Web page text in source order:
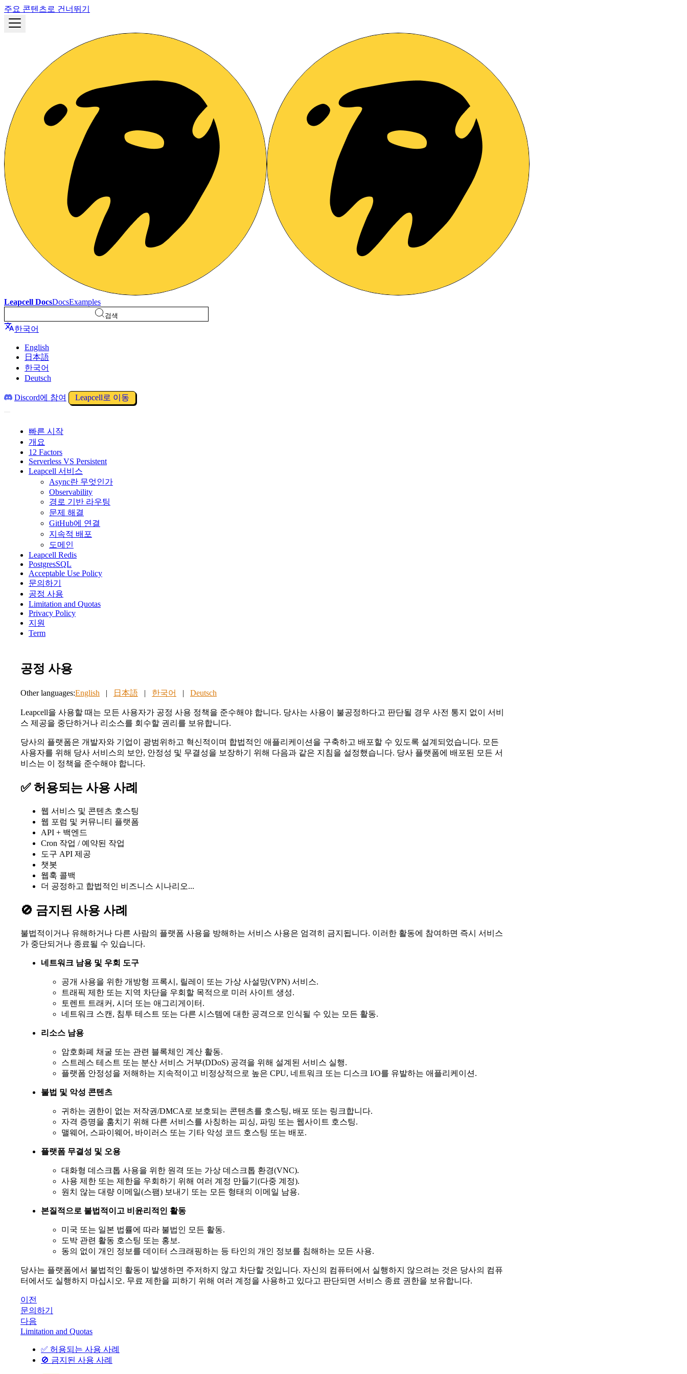
주요 콘텐츠로 건너뛰기
Leapcell DocsDocsExamples
검색
한국어
English
日本語
한국어
Deutsch
Discord에 참여 Leapcell로 이동
빠른 시작
개요
12 Factors
Serverless VS Persistent
Leapcell 서비스
Async란 무엇인가
Observability
경로 기반 라우팅
문제 해결
GitHub에 연결
지속적 배포
도메인
Leapcell Redis
PostgresSQL
Acceptable Use Policy
문의하기
공정 사용
Limitation and Quotas
Privacy Policy
지원
Term
공정 사용
Other languages:English | 日本語 | 한국어 | Deutsch
Leapcell을 사용할 때는 모든 사용자가 공정 사용 정책을 준수해야 합니다. 당사는 사용이 불공정하다고 판단될 경우 사전 통지 없이 서비
스 제공을 중단하거나 리소스를 회수할 권리를 보유합니다.
당사의 플랫폼은 개발자와 기업이 광범위하고 혁신적이며 합법적인 애플리케이션을 구축하고 배포할 수 있도록 설계되었습니다. 모든
사용자를 위해 당사 서비스의 보안, 안정성 및 무결성을 보장하기 위해 다음과 같은 지침을 설정했습니다. 당사 플랫폼에 배포된 모든 서
비스는 이 정책을 준수해야 합니다.
✅ 허용되는 사용 사례
웹 서비스 및 콘텐츠 호스팅
웹 포럼 및 커뮤니티 플랫폼
API + 백엔드
Cron 작업 / 예약된 작업
도구 API 제공
챗봇
웹훅 콜백
더 공정하고 합법적인 비즈니스 시나리오...
🚫 금지된 사용 사례
불법적이거나 유해하거나 다른 사람의 플랫폼 사용을 방해하는 서비스 사용은 엄격히 금지됩니다. 이러한 활동에 참여하면 즉시 서비스
가 중단되거나 종료될 수 있습니다.
네트워크 남용 및 우회 도구
공개 사용을 위한 개방형 프록시, 릴레이 또는 가상 사설망(VPN) 서비스.
트래픽 제한 또는 지역 차단을 우회할 목적으로 미러 사이트 생성.
토렌트 트래커, 시더 또는 애그리게이터.
네트워크 스캔, 침투 테스트 또는 다른 시스템에 대한 공격으로 인식될 수 있는 모든 활동.
리소스 남용
암호화폐 채굴 또는 관련 블록체인 계산 활동.
스트레스 테스트 또는 분산 서비스 거부(DDoS) 공격을 위해 설계된 서비스 실행.
플랫폼 안정성을 저해하는 지속적이고 비정상적으로 높은 CPU, 네트워크 또는 디스크 I/O를 유발하는 애플리케이션.
불법 및 악성 콘텐츠
귀하는 권한이 없는 저작권/DMCA로 보호되는 콘텐츠를 호스팅, 배포 또는 링크합니다.
자격 증명을 훔치기 위해 다른 서비스를 사칭하는 피싱, 파밍 또는 웹사이트 호스팅.
맬웨어, 스파이웨어, 바이러스 또는 기타 악성 코드 호스팅 또는 배포.
플랫폼 무결성 및 오용
대화형 데스크톱 사용을 위한 원격 또는 가상 데스크톱 환경(VNC).
사용 제한 또는 제한을 우회하기 위해 여러 계정 만들기(다중 계정).
원치 않는 대량 이메일(스팸) 보내기 또는 모든 형태의 이메일 남용.
본질적으로 불법적이고 비윤리적인 활동
미국 또는 일본 법률에 따라 불법인 모든 활동.
도박 관련 활동 호스팅 또는 홍보.
동의 없이 개인 정보를 데이터 스크래핑하는 등 타인의 개인 정보를 침해하는 모든 사용.
당사는 플랫폼에서 불법적인 활동이 발생하면 주저하지 않고 차단할 것입니다. 자신의 컴퓨터에서 실행하지 않으려는 것은 당사의 컴퓨
터에서도 실행하지 마십시오. 무료 제한을 피하기 위해 여러 계정을 사용하고 있다고 판단되면 서비스 종료 권한을 보유합니다.
이전
문의하기
다음
Limitation and Quotas
✅ 허용되는 사용 사례
🚫 금지된 사용 사례